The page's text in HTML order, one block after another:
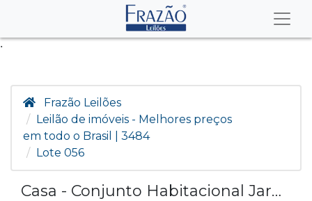
.
Frazão Leilões
Leilão de imóveis - Melhores preços
em todo o Brasil | 3484
Lote 056
Casa - Conjunto Habitacional Jardim Adelino Simioni - Ribeirão Preto/SP